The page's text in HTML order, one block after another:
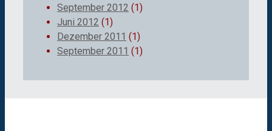
September 2012 (1)
Juni 2012 (1)
Dezember 2011 (1)
September 2011 (1)